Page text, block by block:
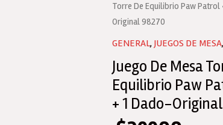
Torre De Equilibrio Paw Patrol
Original 98270
GENERAL, JUEGOS DE MESA,
Juego De Mesa
Equilibrio Paw
+ 1 Dado-